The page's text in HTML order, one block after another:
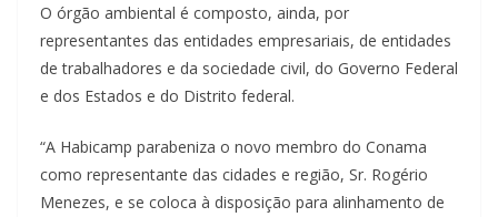
O órgão ambiental é composto, ainda, por
representantes das entidades empresariais, de entidades
de trabalhadores e da sociedade civil, do Governo Federal
e dos Estados e do Distrito federal.
“A Habicamp parabeniza o novo membro do Conama
como representante das cidades e região, Sr. Rogério
Menezes, e se coloca à disposição para alinhamento de